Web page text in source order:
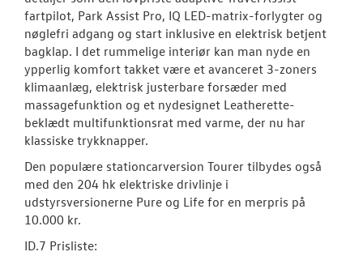
fartpilot, Park Assist Pro, IQ LED-matrix-forlygter og
nøglefri adgang og start inklusive en elektrisk betjent
bagklap. I det rummelige interiør kan man nyde en
ypperlig komfort takket være et avanceret 3-zoners
klimaanlæg, elektrisk justerbare forsæder med
massagefunktion og et nydesignet Leatherette-
beklædt multifunktionsrat med varme, der nu har
klassiske trykknapper.
Den populære stationcarversion Tourer tilbydes også
med den 204 hk elektriske drivlinje i
udstyrsversionerne Pure og Life for en merpris på
10.000 kr.
ID.7 Prisliste: